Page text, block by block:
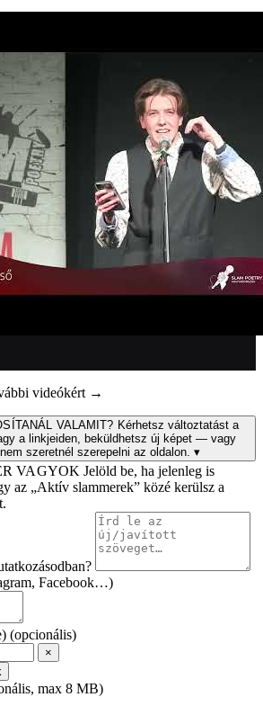
videókért →
VALAMIT? Kérhetsz változtatást a
a linkjeiden, beküldhetsz új képet — vagy
szeretnél szerepelni az oldalon. ▾
VAGYOK Jelöld be, ha jelenleg is
az „Aktív slammerek” közé kerülsz a
Facebook…)
(opcionális)
×
max 8 MB)